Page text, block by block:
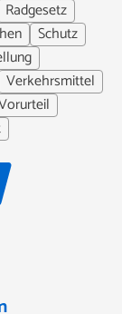
Radgesetz
Schutz
Verkehrsmittel